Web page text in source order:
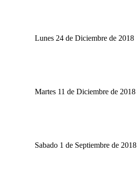
Lunes 24 de Diciembre de 2018
Martes 11 de Diciembre de 2018
Sabado 1 de Septiembre de 2018